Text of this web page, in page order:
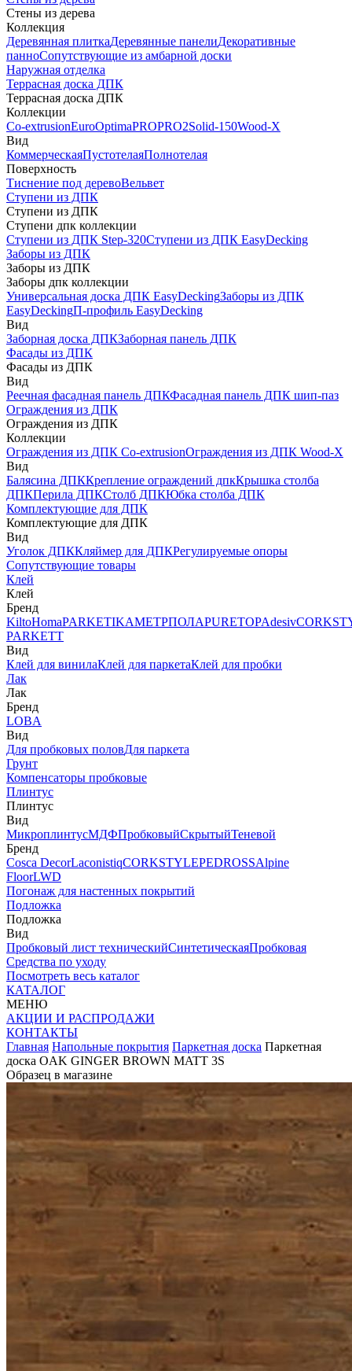
Стены из дерева
Коллекция
Деревянная плиткаДеревянные панелиДекоративные
панноСопутствующие из амбарной доски
Наружная отделка
Террасная доска ДПК
Террасная доска ДПК
Коллекции
Co-extrusionEuroOptimaPROPRO2Solid-150Wood-X
Вид
КоммерческаяПустотелаяПолнотелая
Поверхность
Тиснение под деревоВельвет
Ступени из ДПК
Ступени из ДПК
Ступени дпк коллекции
Ступени из ДПК Step-320Ступени из ДПК EasyDecking
Заборы из ДПК
Заборы из ДПК
Заборы дпк коллекции
Универсальная доска ДПК EasyDeckingЗаборы из ДПК
EasyDeckingП-профиль EasyDecking
Вид
Заборная доска ДПКЗаборная панель ДПК
Фасады из ДПК
Фасады из ДПК
Вид
Реечная фасадная панель ДПКФасадная панель ДПК шип-паз
Ограждения из ДПК
Ограждения из ДПК
Коллекции
Ограждения из ДПК Co-extrusionОграждения из ДПК Wood-X
Вид
Балясина ДПККрепление ограждений дпкКрышка столба
ДПКПерила ДПКСтолб ДПКЮбка столба ДПК
Комплектующие для ДПК
Комплектующие для ДПК
Вид
Уголок ДПККляймер для ДПКРегулируемые опоры
Сопутствующие товары
Клей
Клей
Бренд
KiltoHomaPARKETIKAМЕТРПОЛАPURETOPAdesiv
PARKETT
Вид
Клей для винилаКлей для паркетаКлей для пробки
Лак
Лак
Бренд
LOBA
Вид
Для пробковых половДля паркета
Грунт
Компенсаторы пробковые
Плинтус
Плинтус
Вид
МикроплинтусМДФПробковыйСкрытыйТеневой
Бренд
Cosca DecorLaconistiqCORKSTYLEPEDROSSAlpine
FloorLWD
Погонаж для настенных покрытий
Подложка
Подложка
Вид
Пробковый лист техническийСинтетическаяПробковая
Средства по уходу
Посмотреть весь каталог
КАТАЛОГ
МЕНЮ
АКЦИИ И РАСПРОДАЖИ
КОНТАКТЫ
Главная Напольные покрытия Паркетная доска Паркетная
доска OAK GINGER BROWN MATT 3S
Образец в магазине